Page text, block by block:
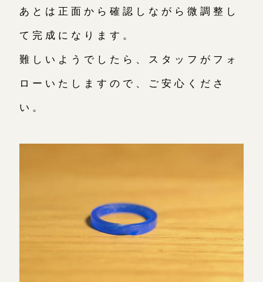
あとは正面から確認しながら微調整し
て完成になります。
難しいようでしたら、スタッフがフォ
ローいたしますので、ご安心くださ
い。